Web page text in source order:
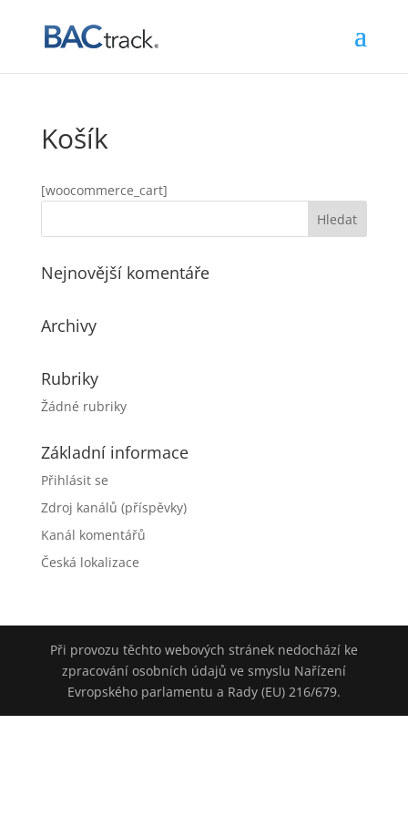
Košík
[woocommerce_cart]
Nejnovější komentáře
Archivy
Rubriky
Žádné rubriky
Základní informace
Přihlásit se
Zdroj kanálů (příspěvky)
Kanál komentářů
Česká lokalizace
Při provozu těchto webových stránek nedochází ke
zpracování osobních údajů ve smyslu Nařízení
Evropského parlamentu a Rady (EU) 216/679.